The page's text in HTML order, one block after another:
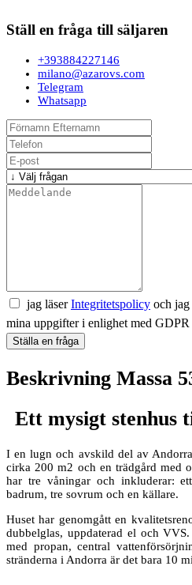
Ställ en fråga till säljaren
+393884227146
milano@azarovs.com
Telegram
Whatsapp
jag läserIntegritetspolicy och jag
mina uppgifter i enlighet med GDPR
Ställa en fråga
Beskrivning Massa
Ett mysigt stenhus
I en lugn och avskild del av
cirka 200 m2 och en trädgård med
har tre våningar och inkluderar:
badrum, tre sovrum och en källare.
Huset har genomgått en
dubbelglas, uppdaterad el och
med propan, central
stränderna i Andorra är det bara 10